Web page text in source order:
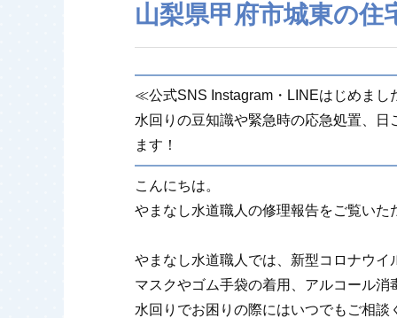
山梨県甲府市城東の
≪公式SNS Instagram・LINEはじめま
水回りの豆知識や緊急時の応急処置、
ます！
こんにちは。
やまなし水道職人の修理報告をご覧いた
やまなし水道職人では、新型コロナウイ
マスクやゴム手袋の着用、アルコール
水回りでお困りの際にはいつでもご相談